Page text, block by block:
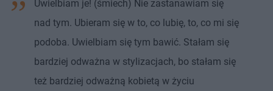
Uwielbiam je! (śmiech) Nie zastanawiam się
nad tym. Ubieram się w to, co lubię, to, co mi się
podoba. Uwielbiam się tym bawić. Stałam się
bardziej odważna w stylizacjach, bo stałam się
też bardziej odważną kobietą w życiu